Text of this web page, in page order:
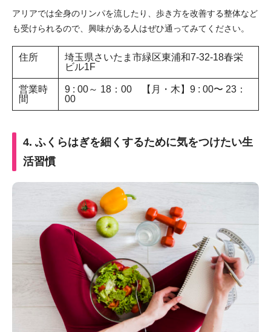
アリアでは全身のリンパを流したり、歩き方を改善する整体など
も受けられるので、興味がある人はぜひ通ってみてください。
住所
埼玉県さいたま市緑区東浦和7-32-18春栄
ビル1F
営業時
間
9 : 00～ 18：00 【月・木】9 : 00〜 23：
00
4. ふくらはぎを細くするために気をつけたい生
活習慣